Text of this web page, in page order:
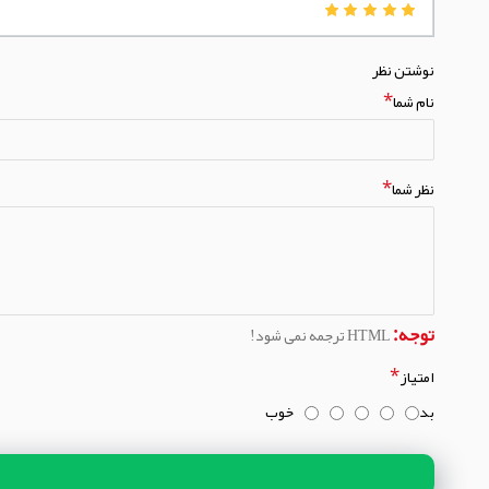
نوشتن نظر
نام شما
نظر شما
توجه:
امتیاز
بد
خوب